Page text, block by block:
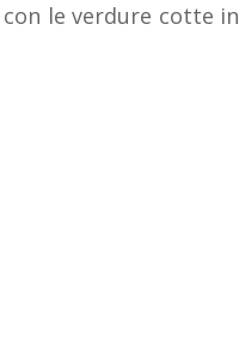
le verdure cotte in